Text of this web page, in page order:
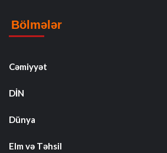
Bölmələr
Cəmiyyət
DİN
Dünya
Elm və Təhsil